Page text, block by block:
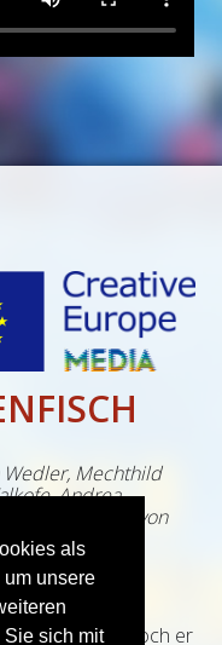
als
unsere
Sie sich mit
Wedler, Mechthild
Andrea
Bach, Hella von
schillernden
Ozean. Doch er